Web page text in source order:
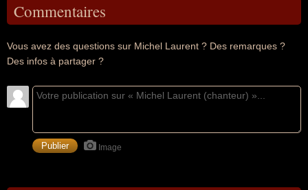
Commentaires
Vous avez des questions sur Michel Laurent ? Des remarques ?
Des infos à partager ?
Image